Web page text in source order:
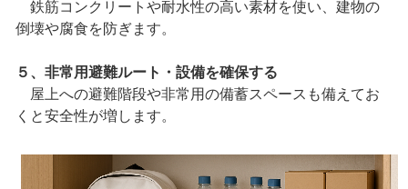
鉄筋コンクリートや耐水性の高い素材を使い、建物の
倒壊や腐食を防ぎます。
５、非常用避難ルート・設備を確保する
屋上への避難階段や非常用の備蓄スペースも備えてお
くと安全性が増します。